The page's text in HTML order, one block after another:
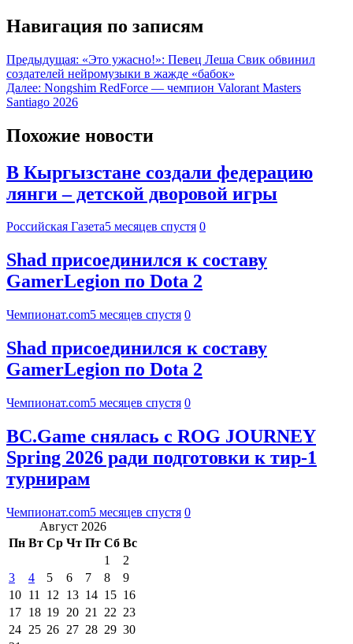
Навигация по записям
Предыдущая: «Это ужасно!»: Певец Леша Свик обвинил
создателей нейромузыки в жажде «бабок»
Далее: Nongshim RedForce — чемпион Valorant Masters
Santiago 2026
Похожие новости
В Кыргызстане создали федерацию
лянги – детской дворовой игры
Российская Газета5 месяцев спустя 0
Shad присоединился к составу
GamerLegion по Dota 2
Чемпионат.com5 месяцев спустя 0
Shad присоединился к составу
GamerLegion по Dota 2
Чемпионат.com5 месяцев спустя 0
BC.Game снялась с ROG JOURNEY
Spring 2026 ради подготовки к тир-1
турнирам
Чемпионат.com5 месяцев спустя 0
Август 2026
Пн Вт Ср Чт Пт Сб Вс
1
2
3
4 5 6 7 8
9
10 11 12 13 14 15 16
17 18 19 20 21 22 23
24 25 26 27 28 29 30